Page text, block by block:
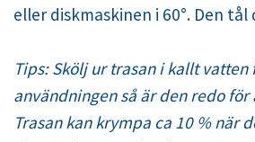
eller diskmaskinen i 60°. Den
Tips: Skölj ur trasan i kallt vatten
användningen så är den redo för
Trasan kan krympa ca 10 % när